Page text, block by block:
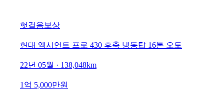
헛걸음보상
현대 엑시언트 프로 430 후축 냉동탑 16톤 오토
22년 05월 · 138,048km
1억 5,000만원